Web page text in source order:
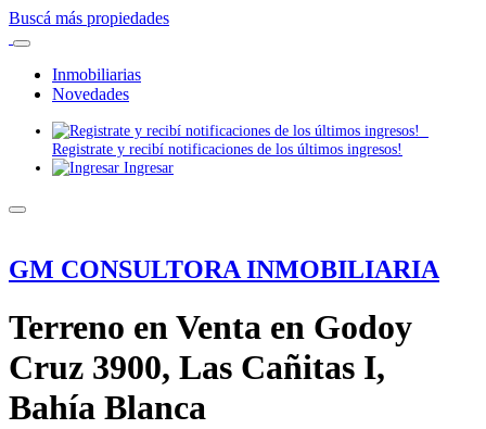
Buscá más propiedades
Inmobiliarias
Novedades
Registrate y recibí notificaciones de los últimos ingresos!
Ingresar
GM CONSULTORA INMOBILIARIA
Terreno en Venta en Godoy
Cruz 3900, Las Cañitas I,
Bahía Blanca